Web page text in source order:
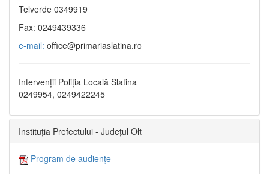
Telverde 0349919
Fax: 0249439336
e-mail: office@primariaslatina.ro
Intervenții Poliția Locală Slatina
0249954, 0249422245
Instituția Prefectului - Județul Olt
Program de audiențe